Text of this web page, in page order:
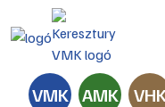
VMK AMK VHK